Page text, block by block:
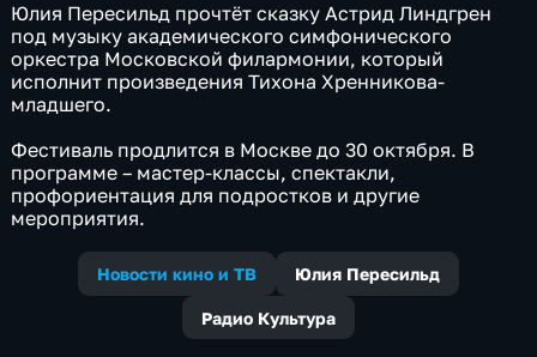
Юлия Пересильд прочтёт сказку Астрид Линдгрен
под музыку академического симфонического
оркестра Московской филармонии, который
исполнит произведения Тихона Хренникова-
младшего.
Фестиваль продлится в Москве до 30 октября. В
программе – мастер-классы, спектакли,
профориентация для подростков и другие
мероприятия.
Новости кино и ТВ Юлия Пересильд
Радио Культура